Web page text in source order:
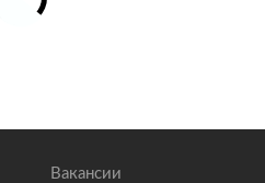
Вакансии